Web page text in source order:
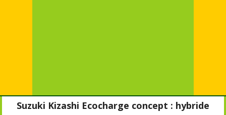
Suzuki Kizashi Ecocharge concept : hybride